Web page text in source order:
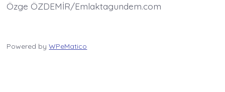
Özge ÖZDEMİR/Emlaktagundem.com
Powered byWPeMatico